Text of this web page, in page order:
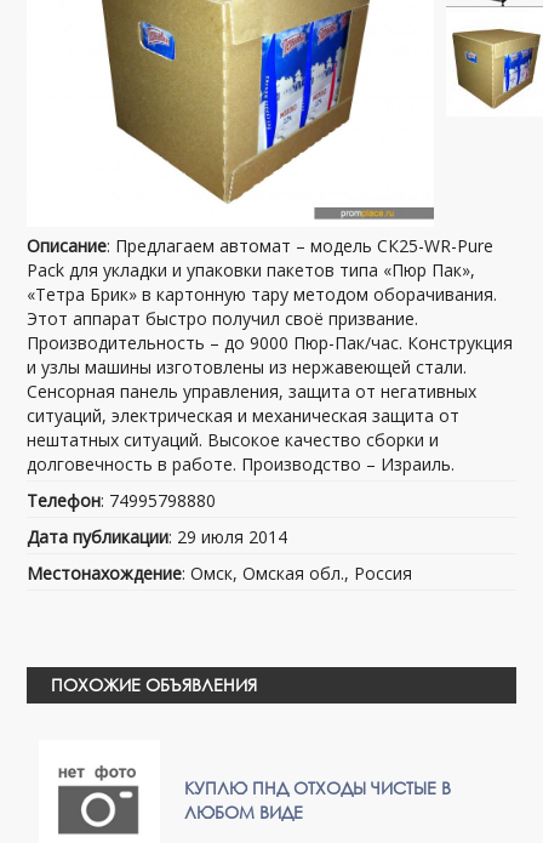
Описание: Предлагаем автомат – модель СК25-WR-Pure
Pack для укладки и упаковки пакетов типа «Пюр Пак»,
«Тетра Брик» в картонную тару методом оборачивания.
Этот аппарат быстро получил своё призвание.
Производительность – до 9000 Пюр-Пак/час. Конструкция
и узлы машины изготовлены из нержавеющей стали.
Сенсорная панель управления, защита от негативных
ситуаций, электрическая и механическая защита от
нештатных ситуаций. Высокое качество сборки и
долговечность в работе. Производство – Израиль.
Телефон: 74995798880
Дата публикации: 29 июля 2014
Местонахождение: Омск, Омская обл., Россия
ПОХОЖИЕ ОБЪЯВЛЕНИЯ
КУПЛЮ ПНД ОТХОДЫ ЧИСТЫЕ В
ЛЮБОМ ВИДЕ